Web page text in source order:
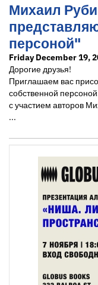
Михаил
персоной"
Friday December 19,
Дорогие друзья!
Приглашаем вас
собственной
с участием авторов
...